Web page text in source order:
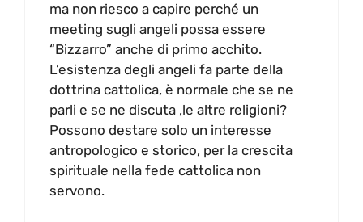
ma non riesco a capire perché un
meeting sugli angeli possa essere
“Bizzarro” anche di primo acchito.
L’esistenza degli angeli fa parte della
dottrina cattolica, è normale che se ne
parli e se ne discuta ,le altre religioni?
Possono destare solo un interesse
antropologico e storico, per la crescita
spirituale nella fede cattolica non
servono.